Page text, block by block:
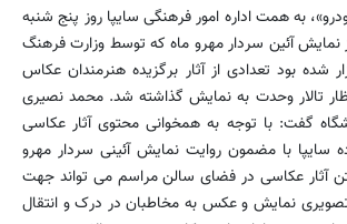
به همت اداره امور فرهنگی سایپا روز پنج شنبه
نمایش آئین سردار مهرو ماه که توسط وزارت فرهنگ
شده بود تعدادی از آثار برگزیده هنرمندان عکاس
تالار وحدت به نمایش گذاشته شد. محمد نصیری
گفت: با توجه به همخوانی محتوی آثار عکاسی
سایپا با مضمون روایت نمایش آئینی سردار مهرو
آثار عکاسی در فضای سالن مراسم می تواند جهت
نمایش و عکس به مخاطبان در درک و انتقال